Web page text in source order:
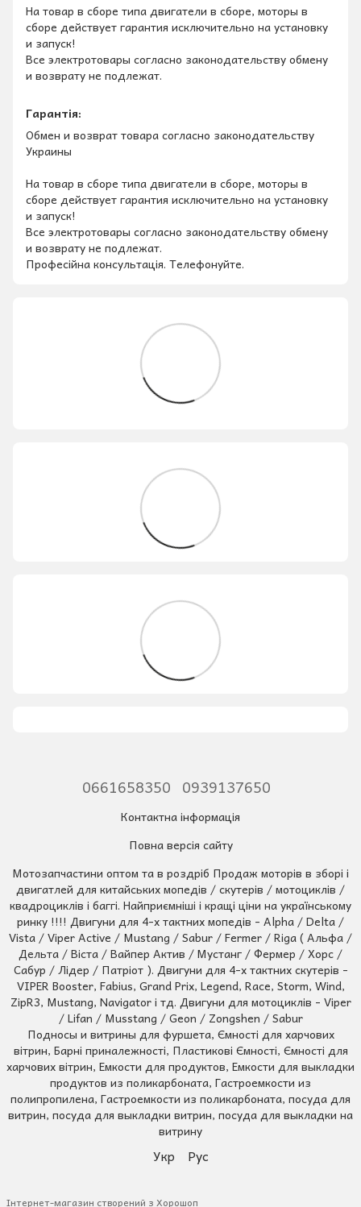
На товар в сборе типа двигатели в сборе, моторы в
сборе действует гарантия исключительно на установку
и запуск!
Все электротовары согласно законодательству обмену
и возврату не подлежат.
Гарантія:
Обмен и возврат товара согласно законодательству
Украины
На товар в сборе типа двигатели в сборе, моторы в
сборе действует гарантия исключительно на установку
и запуск!
Все электротовары согласно законодательству обмену
и возврату не подлежат.
Професійна консультація. Телефонуйте.
0661658350 0939137650
Контактна інформація
Повна версія сайту
Мотозапчастини оптом та в роздріб Продаж моторів в зборі і
двигатлей для китайських мопедів / скутерів / мотоциклів /
квадроциклів і баггі. Найприємніші і кращі ціни на українському
ринку !!!! Двигуни для 4-х тактних мопедів - Alpha / Delta /
Vista / Viper Active / Mustang / Sabur / Fermer / Riga ( Альфа /
Дельта / Віста / Вайпер Актив / Мустанг / Фермер / Хорс /
Сабур / Лідер / Патріот ). Двигуни для 4-х тактних скутерів -
VIPER Booster, Fabius, Grand Prix, Legend, Race, Storm, Wind,
ZipR3, Mustang, Navigator і тд. Двигуни для мотоциклів - Viper
/ Lifan / Musstang / Geon / Zongshen / Sabur
Подносы и витрины для фуршета, Ємності для харчових
вітрин, Барні приналежності, Пластикові Ємності, Ємності для
харчових вітрин, Емкости для продуктов, Емкости для выкладки
продуктов из поликарбоната, Гастроемкости из
полипропилена, Гастроемкости из поликарбоната, посуда для
витрин, посуда для выкладки витрин, посуда для выкладки на
витрину
Укр Рус
Інтернет-магазин створений з Хорошоп